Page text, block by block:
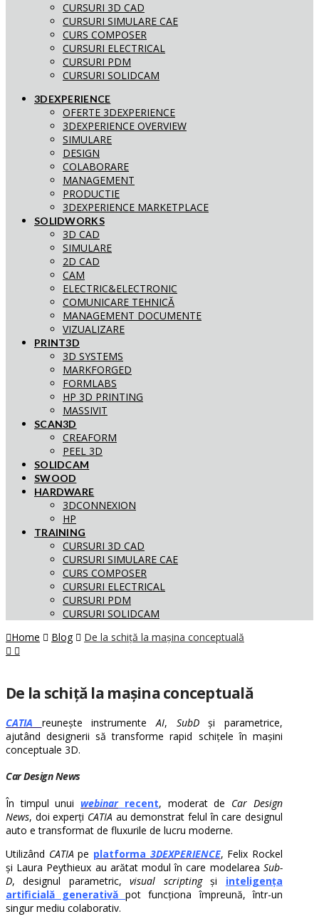
CURSURI 3D CAD
CURSURI SIMULARE CAE
CURS COMPOSER
CURSURI ELECTRICAL
CURSURI PDM
CURSURI SOLIDCAM
3DEXPERIENCE
OFERTE 3DEXPERIENCE
3DEXPERIENCE OVERVIEW
SIMULARE
DESIGN
COLABORARE
MANAGEMENT
PRODUCTIE
3DEXPERIENCE MARKETPLACE
SOLIDWORKS
3D CAD
SIMULARE
2D CAD
CAM
ELECTRIC&ELECTRONIC
COMUNICARE TEHNICĂ
MANAGEMENT DOCUMENTE
VIZUALIZARE
PRINT3D
3D SYSTEMS
MARKFORGED
FORMLABS
HP 3D PRINTING
MASSIVIT
SCAN3D
CREAFORM
PEEL 3D
SOLIDCAM
SWOOD
HARDWARE
3DCONNEXION
HP
TRAINING
CURSURI 3D CAD
CURSURI SIMULARE CAE
CURS COMPOSER
CURSURI ELECTRICAL
CURSURI PDM
CURSURI SOLIDCAM
Home
Blog De la schiță la mașina conceptuală
De la schiță la mașina conceptuală
CATIA reunește instrumenteAI, SubDși parametrice,
ajutând designerii să transforme rapid schițele în mașini
conceptuale 3D.
Car Design News
În timpul unuiwebinarrecent, moderat de Car Design
News, doi experți CATIA au demonstrat felul în care designul
auto e transformat de fluxurile de lucru moderne.
Utilizând CATIApe platforma 3DEXPERIENCE, Felix Rockel
și Laura Peythieux au arătat modul în care modelarea Sub-
D, designul parametric,visual scriptingși inteligența
artificială generativăpot funcționa împreună, într-un
singur mediu colaborativ.